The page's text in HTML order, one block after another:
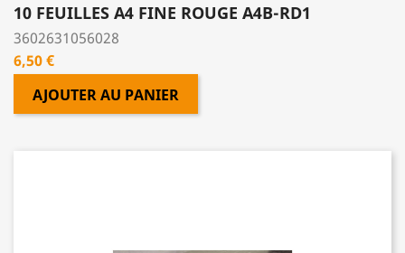
10 FEUILLES A4 FINE ROUGE A4B-RD1
3602631056028
Prix
6,50 €
AJOUTER AU PANIER